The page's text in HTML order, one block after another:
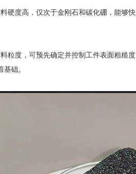
度高，仅次于金刚石和碳化硼，能够
度，可预先确定并控制工件表面粗糙
础。